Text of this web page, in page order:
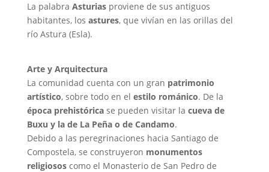
La palabra Asturiasproviene de sus antiguos
habitantes, los astures, que vivían en las orillas del
río Astura (Esla).
Arte y Arquitectura
La comunidad cuenta con un gran patrimonio
artístico, sobre todo en el estilo románico. De la
época prehistóricase pueden visitar la cueva de
Buxu y la de La Peña o de Candamo.
Debido a las peregrinaciones hacia Santiago de
Compostela, se construyeron monumentos
religiososcomo el Monasterio de San Pedro de